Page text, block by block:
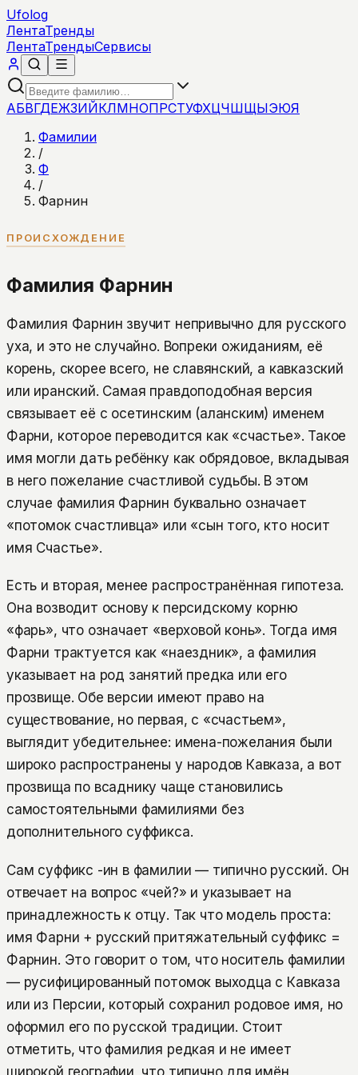
Ufolog
ЛентаТренды
ЛентаТрендыСервисы
АБВГДЕЖЗИЙКЛМНОПРСТУФХЦЧШЩЫЭЮЯ
Фамилии
/
Ф
/
Фарнин
ПРОИСХОЖДЕНИЕ
Фамилия Фарнин
Фамилия Фарнин звучит непривычно для русского
уха, и это не случайно. Вопреки ожиданиям, её
корень, скорее всего, не славянский, а кавказский
или иранский. Самая правдоподобная версия
связывает её с осетинским (аланским) именем
Фарни, которое переводится как «счастье». Такое
имя могли дать ребёнку как обрядовое, вкладывая
в него пожелание счастливой судьбы. В этом
случае фамилия Фарнин буквально означает
«потомок счастливца» или «сын того, кто носит
имя Счастье».
Есть и вторая, менее распространённая гипотеза.
Она возводит основу к персидскому корню
«фарь», что означает «верховой конь». Тогда имя
Фарни трактуется как «наездник», а фамилия
указывает на род занятий предка или его
прозвище. Обе версии имеют право на
существование, но первая, с «счастьем»,
выглядит убедительнее: имена-пожелания были
широко распространены у народов Кавказа, а вот
прозвища по всаднику чаще становились
самостоятельными фамилиями без
дополнительного суффикса.
Сам суффикс -ин в фамилии — типично русский. Он
отвечает на вопрос «чей?» и указывает на
принадлежность к отцу. Так что модель проста:
имя Фарни + русский притяжательный суффикс =
Фарнин. Это говорит о том, что носитель фамилии
— русифицированный потомок выходца с Кавказа
или из Персии, который сохранил родовое имя, но
оформил его по русской традиции. Стоит
отметить, что фамилия редкая и не имеет
широкой географии, что типично для имён,